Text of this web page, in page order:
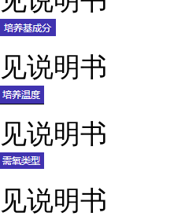
见说明书
见说明书
见说明书